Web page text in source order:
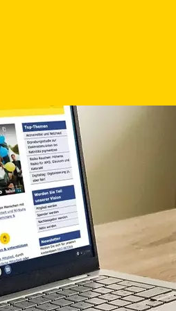
Formaten an
bestellen bzw. herunterladen